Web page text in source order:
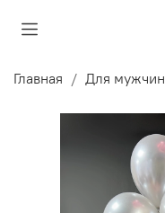
Главная Для мужчин